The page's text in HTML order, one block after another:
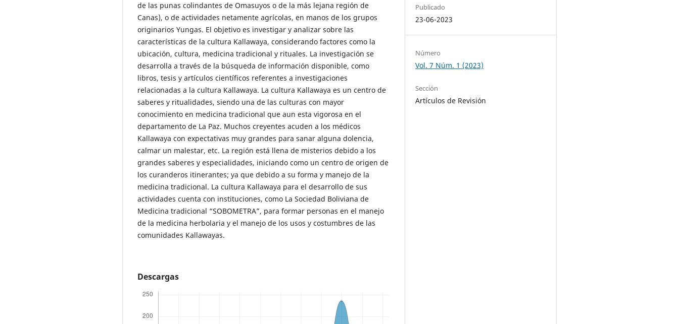
de las punas colindantes de Omasuyos o de la más lejana región de
Canas), o de actividades netamente agrícolas, en manos de los grupos
originarios Yungas. El objetivo es investigar y analizar sobre las
características de la cultura Kallawaya, considerando factores como la
ubicación, cultura, medicina tradicional y rituales. La investigación se
desarrolla a través de la búsqueda de información disponible, como
libros, tesis y artículos científicos referentes a investigaciones
relacionadas a la cultura Kallawaya. La cultura Kallawaya es un centro de
saberes y ritualidades, siendo una de las culturas con mayor
conocimiento en medicina tradicional que aun esta vigorosa en el
departamento de La Paz. Muchos creyentes acuden a los médicos
Kallawaya con expectativas muy grandes para sanar alguna dolencia,
calmar un malestar, etc. La región está llena de misterios debido a los
grandes saberes y especialidades, iniciando como un centro de origen de
los curanderos itinerantes; ya que debido a su forma y manejo de la
medicina tradicional. La cultura Kallawaya para el desarrollo de sus
actividades cuenta con instituciones, como La Sociedad Boliviana de
Medicina tradicional “SOBOMETRA”, para formar personas en el manejo
de la medicina herbolaria y el manejo de los usos y costumbres de las
comunidades Kallawayas.
Descargas
Publicado
23-06-2023
Número
Vol. 7 Núm. 1 (2023)
Sección
Artículos de Revisión